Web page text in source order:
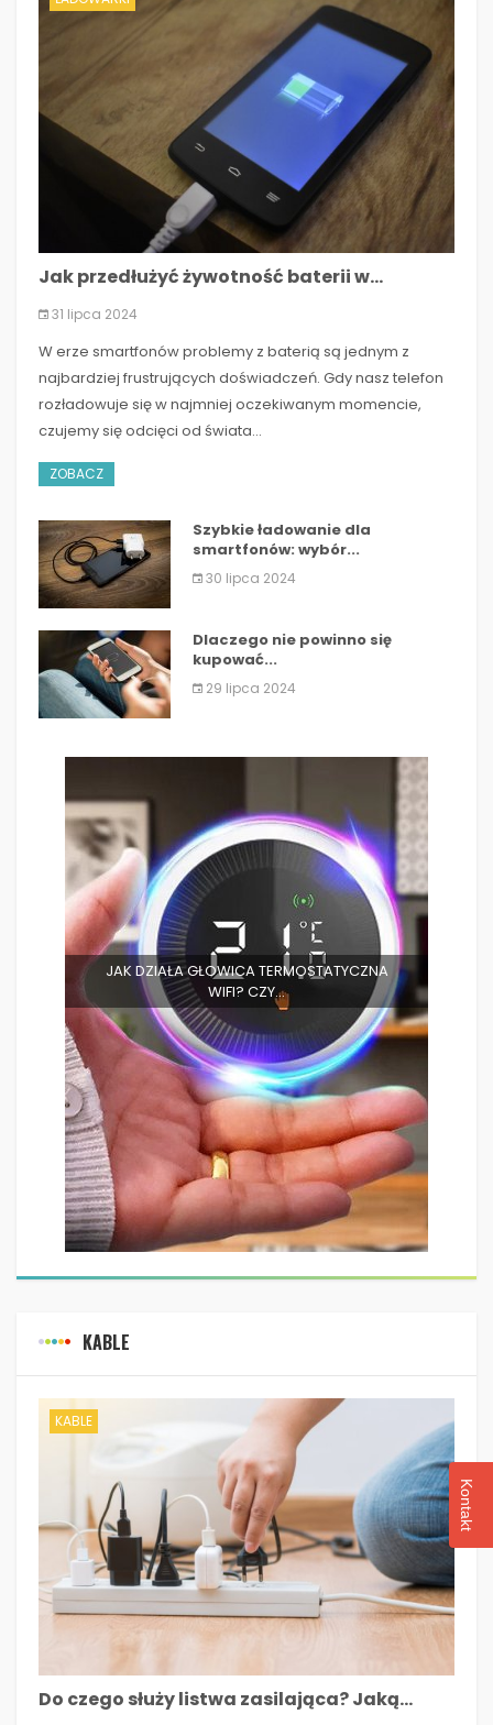
Jak przedłużyć żywotność baterii w...
31 lipca 2024
W erze smartfonów problemy z baterią są jednym z
najbardziej frustrujących doświadczeń. Gdy nasz telefon
rozładowuje się w najmniej oczekiwanym momencie,
czujemy się odcięci od świata...
ZOBACZ
Szybkie ładowanie dla
smartfonów: wybór...
30 lipca 2024
Dlaczego nie powinno się
kupować...
29 lipca 2024
JAK DZIAŁA GŁOWICA TERMOSTATYCZNA
WIFI? CZY...
KABLE
KABLE
Do czego służy listwa zasilająca? Jaką...
Kontakt